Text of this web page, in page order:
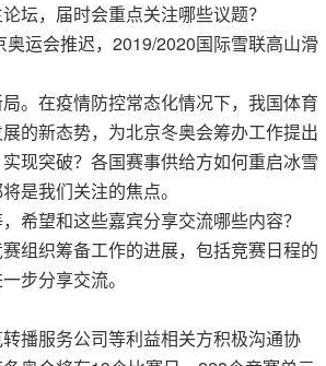
坛，届时会重点关注哪些议题？
运会推迟，2019/2020国际雪联高山滑
。在疫情防控常态化情况下，我国体育
的新态势，为北京冬奥会筹办工作提出
现突破？各国赛事供给方如何重启冰雪
是我们关注的焦点。
希望和这些嘉宾分享交流哪些内容？
组织筹备工作的进展，包括竞赛日程的
步分享交流。
播服务公司等利益相关方积极沟通协